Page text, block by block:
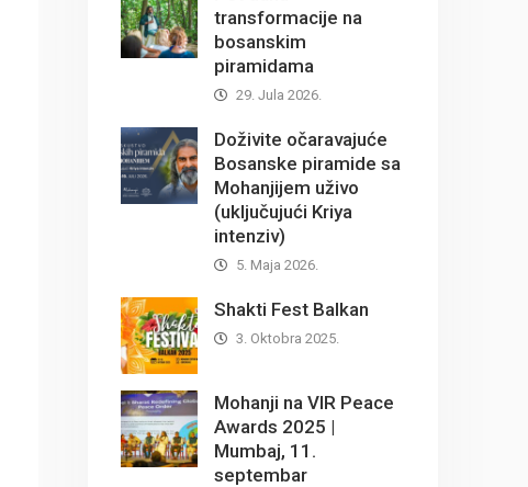
transformacije na
bosanskim
piramidama
29. Jula 2026.
Doživite očaravajuće
Bosanske piramide sa
Mohanjijem uživo
(uključujući Kriya
intenziv)
5. Maja 2026.
Shakti Fest Balkan
3. Oktobra 2025.
Mohanji na VIR Peace
Awards 2025 |
Mumbaj, 11.
septembar